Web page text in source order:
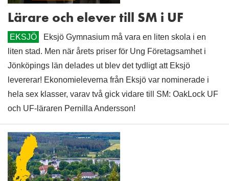
Lärare och elever till SM i UF
EKSJÖ
Eksjö Gymnasium må vara en liten skola i en
liten stad. Men när årets priser för Ung Företagsamhet i
Jönköpings län delades ut blev det tydligt att Eksjö
levererar! Ekonomieleverna från Eksjö var nominerade i
hela sex klasser, varav två gick vidare till SM: OakLock UF
och UF-läraren Pernilla Andersson!